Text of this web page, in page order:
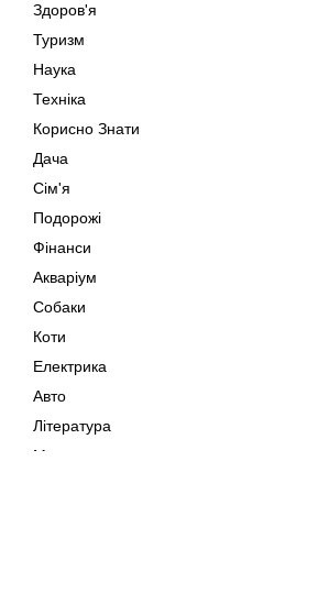
Здоров'я
Туризм
Наука
Техніка
Корисно Знати
Дача
Сім'я
Подорожі
Фінанси
Акваріум
Собаки
Коти
Електрика
Авто
Література
Музика